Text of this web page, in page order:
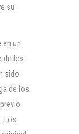
su
un
de los
sido
de los
Los